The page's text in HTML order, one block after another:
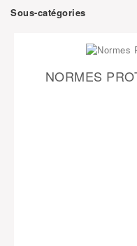
Sous-catégories
NORMES